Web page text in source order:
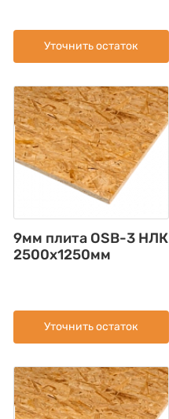
Уточнить остаток
9мм плита OSB-3 НЛК
2500х1250мм
Уточнить остаток